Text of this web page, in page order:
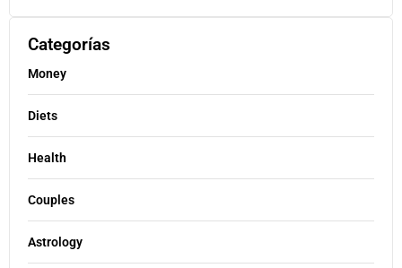
Categorías
Money
Diets
Health
Couples
Astrology